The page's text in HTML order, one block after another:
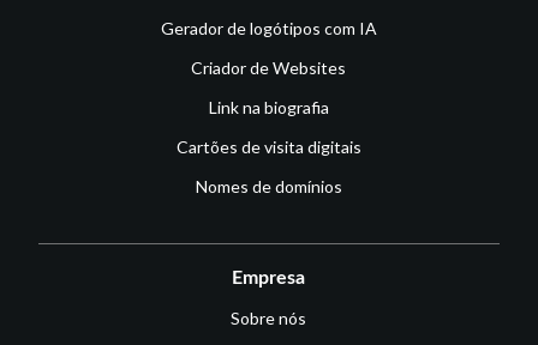
Gerador de logótipos com IA
Criador de Websites
Link na biografia
Cartões de visita digitais
Nomes de domínios
Empresa
Sobre nós